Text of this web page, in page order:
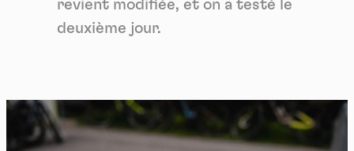
revient modifiée, et on a testé le
deuxième jour.